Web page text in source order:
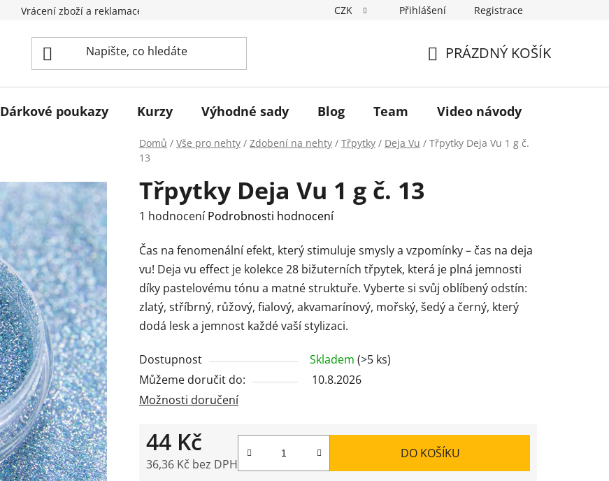
Vrácení zboží a reklamace Hodnocení obchodu Podmínky ochrany osobních údajů
CZK Přihlášení Registrace
KOŠÍK
PRÁZDNÝ KOŠÍK
Dárkové poukazy Kurzy Výhodné sady Blog Team Video návody
Domů / Vše pro nehty / Zdobení na nehty / Třpytky / Deja Vu / Třpytky Deja Vu 1 g č.
13
Třpytky Deja Vu 1 g č. 13
Průměrné
produktu
je
5,0
z
5
1 hodnocení Podrobnosti hodnocení
Čas na fenomenální efekt, který stimuluje smysly a vzpomínky – čas na deja
vu! Deja vu effect je kolekce 28 bižuterních třpytek, která je plná jemnosti
díky pastelovému tónu a matné struktuře. Vyberte si svůj oblíbený odstín:
zlatý, stříbrný, růžový, fialový, akvamarínový, mořský, šedý a černý, který
dodá lesk a jemnost každé vaší stylizaci.
Dostupnost Skladem (>5 ks)
Můžeme doručit do:
10.8.2026
Možnosti doručení
44 Kč
36,36 Kč bez DPH
DO KOŠÍKU